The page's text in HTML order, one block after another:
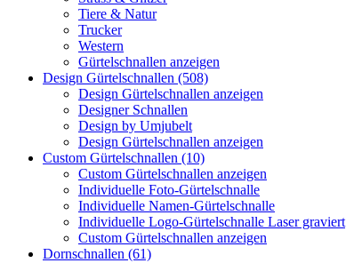
Tiere & Natur
Trucker
Western
Gürtelschnallen anzeigen
Design Gürtelschnallen (508)
Design Gürtelschnallen anzeigen
Designer Schnallen
Design by Umjubelt
Design Gürtelschnallen anzeigen
Custom Gürtelschnallen (10)
Custom Gürtelschnallen anzeigen
Individuelle Foto-Gürtelschnalle
Individuelle Namen-Gürtelschnalle
Individuelle Logo-Gürtelschnalle Laser graviert
Custom Gürtelschnallen anzeigen
Dornschnallen (61)